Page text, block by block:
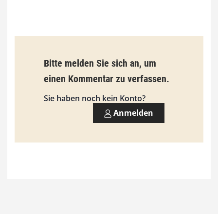
9
3
0
0
Bitte melden Sie sich an, um
einen Kommentar zu verfassen.
Sie haben noch kein Konto?
Anmelden